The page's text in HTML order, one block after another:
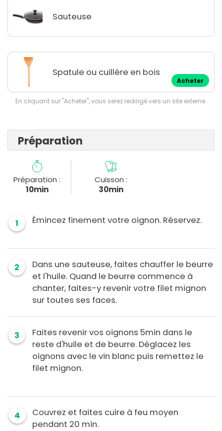
Sauteuse
Spatule ou cuillère en bois
Acheter
En cliquant sur "Acheter", vous serez redirigé vers un site externe.
Préparation
Préparation :
10min
Cuisson :
30min
1 Émincez finement votre oignon. Réservez.
2
Dans une sauteuse, faites chauffer le beurre
et l'huile. Quand le beurre commence à
chanter, faites-y revenir votre filet mignon
sur toutes ses faces.
3
Faites revenir vos oignons 5min dans le
reste d'huile et de beurre. Déglacez les
oignons avec le vin blanc puis remettez le
filet mignon.
4
Couvrez et faites cuire à feu moyen
pendant 20 min.